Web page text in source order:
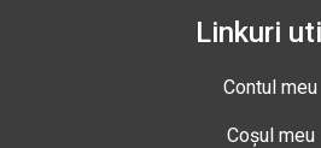
Linkuri
Contul meu
Coșul meu